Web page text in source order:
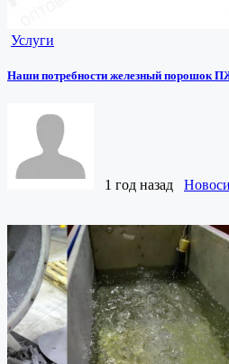
Услуги
Наши потребности железный порошок
1 год назад